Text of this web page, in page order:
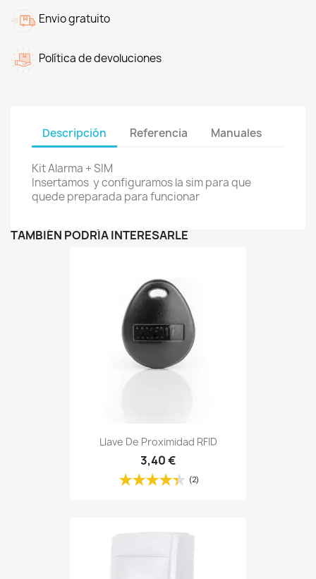
Envio gratuito
Política de devoluciones
Descripción Referencia Manuales
Kit Alarma + SIM
Insertamos y configuramos la sim para que
quede preparada para funcionar
TAMBIÉN PODRÍA INTERESARLE
Llave De Proximidad RFID
3,40 €
(2)